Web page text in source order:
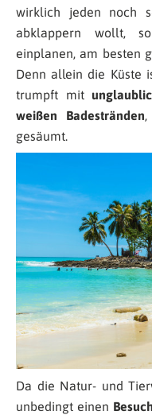
wirklich jeden noch
abklappern wollt,
einplanen, am besten
Denn allein die Küste
trumpft mit
weißen Badestränden,
gesäumt.
Da die Natur- und
unbedingt einen